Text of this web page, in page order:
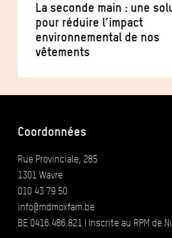
La seconde main : une
pour réduire l’impact
environnemental de nos
vêtements
Coordonnées
Rue Provinciale, 285
1301 Wavre
010 43 79 50
info@mdmoxfam.be
BE 0416.486.821 | Inscrite au RPM de